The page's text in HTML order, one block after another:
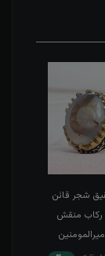
شجر قائن
رکاب منقش